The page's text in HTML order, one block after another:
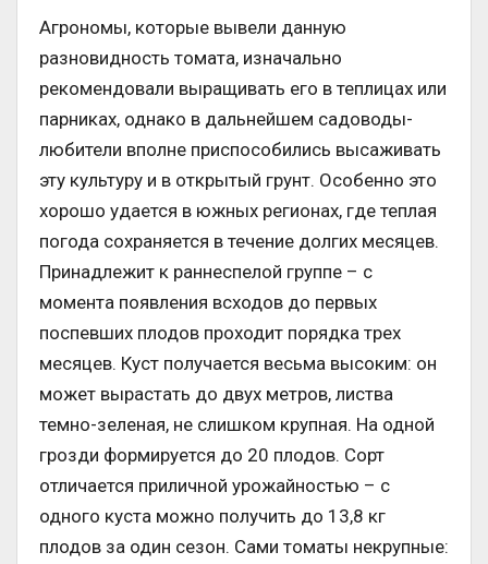
Агрономы, которые вывели данную
разновидность томата, изначально
рекомендовали выращивать его в теплицах или
парниках, однако в дальнейшем садоводы-
любители вполне приспособились высаживать
эту культуру и в открытый грунт. Особенно это
хорошо удается в южных регионах, где теплая
погода сохраняется в течение долгих месяцев.
Принадлежит к раннеспелой группе – с
момента появления всходов до первых
поспевших плодов проходит порядка трех
месяцев. Куст получается весьма высоким: он
может вырастать до двух метров, листва
темно-зеленая, не слишком крупная. На одной
грозди формируется до 20 плодов. Сорт
отличается приличной урожайностью – с
одного куста можно получить до 13,8 кг
плодов за один сезон. Сами томаты некрупные: